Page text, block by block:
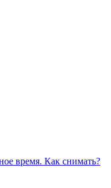
время. Как снимать?